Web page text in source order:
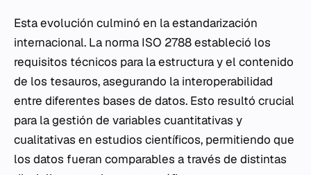
Esta evolución culminó en la estandarización
internacional. La norma ISO 2788 estableció los
requisitos técnicos para la estructura y el contenido
de los tesauros, asegurando la interoperabilidad
entre diferentes bases de datos. Esto resultó crucial
para la gestión de variables cuantitativas y
cualitativas en estudios científicos, permitiendo que
los datos fueran comparables a través de distintas